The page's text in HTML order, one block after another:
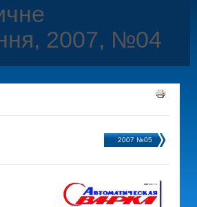
2007, №04
2007 №05